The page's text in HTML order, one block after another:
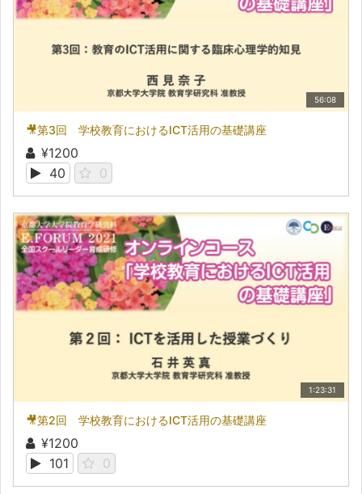
56:08
🎥第3回 学校教育におけるICT活用の基礎講座
¥1200
40
0
1:23:31
🎥第2回 学校教育におけるICT活用の基礎講座
¥1200
101
0